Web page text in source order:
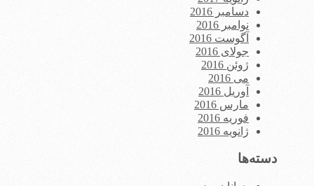
دسامبر 2016
نوامبر 2016
آگوست 2016
جولای 2016
ژوئن 2016
می 2016
آوریل 2016
مارس 2016
فوریه 2016
ژانویه 2016
دسته‌ها